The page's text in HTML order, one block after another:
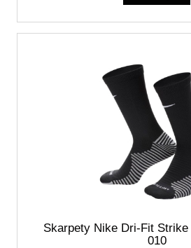
Skarpety Nike Dri-Fit
010